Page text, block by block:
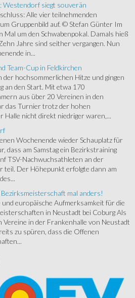
Westendorf siegt souverän
Alle vier teilnehmenden
Gruppenbild auf. © Stefan Günter Im
Mal um den Schwabenpokal. Damals hieß
Jahre sind seither vergangen. Nun
in...
Team-Cup in Feldkirchen
hochsommerlichen Hitze und gingen
an den Start. Mit etwa 170
aus über 20 Vereinen in den
das Turnier trotz der hohen
Halle nicht direkt niedriger waren,...
Wochenende wieder Schauplatz für
dass am Samstag ein Bezirkstraining
TSV-Nachwuchsathleten an der
teil. Der Höhepunkt erfolgte dann am
mal anders!
europäische Aufmerksamkeit für die
in Neustadt bei Coburg Als
Vereine in der Frankenhalle von Neustadt
zu spüren, dass die Offenen